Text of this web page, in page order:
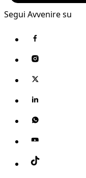
Segui Avvenire su